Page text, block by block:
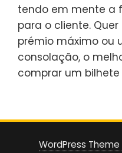
tendo em mente a
para o cliente.
prémio máximo ou
consolação, o
comprar um
WordPress